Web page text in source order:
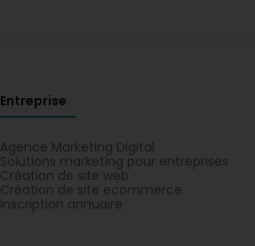
Entreprise
Agence Marketing Digital
Solutions marketing pour entreprises
Création de site web
Création de site ecommerce
Inscription annuaire